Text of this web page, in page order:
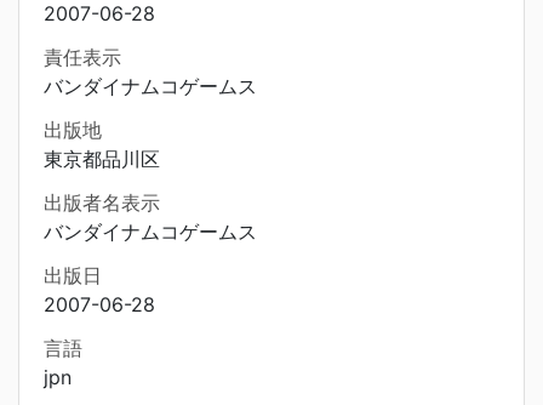
2007-06-28
責任表示
バンダイナムコゲームス
出版地
東京都品川区
出版者名表示
バンダイナムコゲームス
出版日
2007-06-28
言語
jpn